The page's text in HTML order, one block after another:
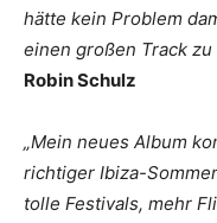
hätte kein Problem
einen großen Track
Robin Schulz
„Mein neues Album
richtiger Ibiza-
tolle Festivals, mehr